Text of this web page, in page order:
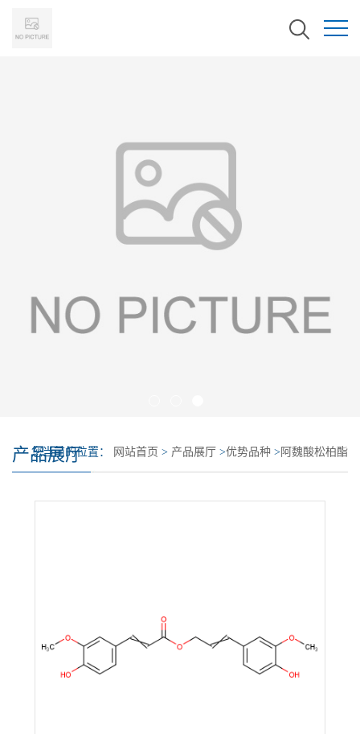
产品展厅
您当前的位置： 网站首页 > 产品展厅 >优势品种 > 阿魏酸松柏酯